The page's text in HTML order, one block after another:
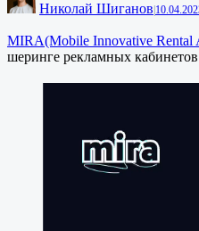
Николай Шиганов
MIRA(Mobile Innovative Rental
шеринге рекламных